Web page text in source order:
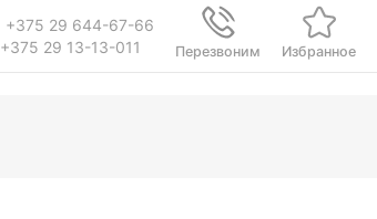
+375 29 644-67-66
+375 29 13-13-011
Перезвоним Избранное